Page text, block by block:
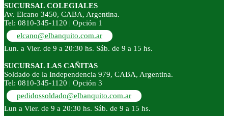
SUCURSAL COLEGIALES
Av. Elcano 3450, CABA, Argentina.
Tel: 0810-345-1120 | Opción 1
elcano@elbanquito.com.ar
Lun. a Vier. de 9 a 20:30 hs. Sáb. de 9 a 15 hs.
SUCURSAL LAS CAÑITAS
Soldado de la Independencia 979, CABA, Argentina.
Tel: 0810-345-1120 | Opción 3
pedidossoldado@elbanquito.com.ar
Lun a Vier. de 9 a 20:30 hs. Sáb. de 9 a 15 hs.